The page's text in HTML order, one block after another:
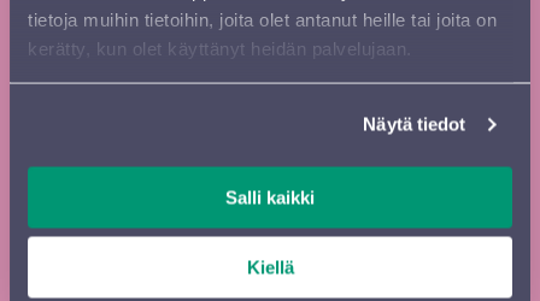
tietoja muihin tietoihin, joita olet antanut heille tai joita on
kerätty, kun olet käyttänyt heidän palvelujaan.
Näytä tiedot
Salli kaikki
Kiellä
footer FI
Sukunimi*